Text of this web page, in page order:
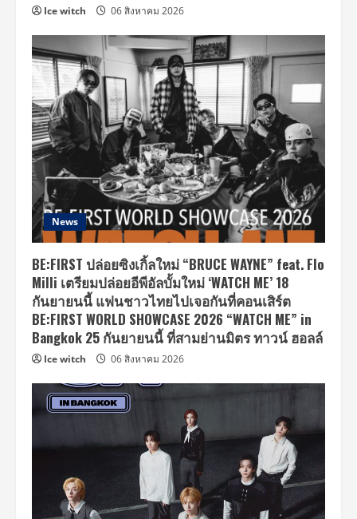
Ice witch 06 สิงหาคม 2026
News
BE:FIRST ปล่อยซิงเกิ้ลใหม่ “BRUCE WAYNE” feat. Flo
Milli เตรียมปล่อยอีพีอัลบั้มใหม่ ‘WATCH ME’ 18
กันยายนนี้ แฟนชาวไทยไปเจอกันที่คอนเสิร์ต
BE:FIRST WORLD SHOWCASE 2026 “WATCH ME” in
Bangkok 25 กันยายนนี้ ที่สามย่านมิตร ทาวน์ ฮอลล์
Ice witch 06 สิงหาคม 2026